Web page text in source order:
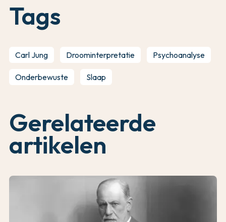
Tags
Carl Jung Droominterpretatie Psychoanalyse
Onderbewuste Slaap
Gerelateerde
artikelen